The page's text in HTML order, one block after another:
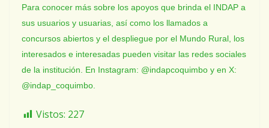
Para conocer más sobre los apoyos que brinda el INDAP a
sus usuarios y usuarias, así como los llamados a
concursos abiertos y el despliegue por el Mundo Rural, los
interesados e interesadas pueden visitar las redes sociales
de la institución. En Instagram: @indapcoquimbo y en X:
@indap_coquimbo.
Vistos: 227